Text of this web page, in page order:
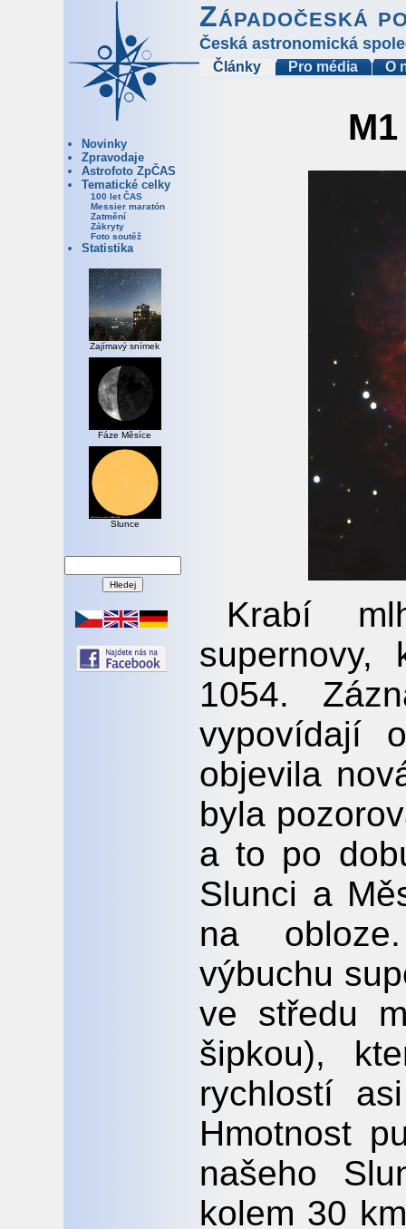
Západočeská
Česká astronomická
Články Pro média O
Novinky
Zpravodaje
Astrofoto ZpČAS
Tematické celky
100 let ČAS
Messier maratón
Zatmění
Zákryty
Foto soutěž
Statistika
Zajímavý snímek
Fáze Měsíce
Slunce
Krabí
supernovy,
1054.
vypovídají
objevila
byla
a to po
Slunci a
na
výbuchu
ve středu
šipkou),
rychlostí
Hmotnost
našeho
kolem 30